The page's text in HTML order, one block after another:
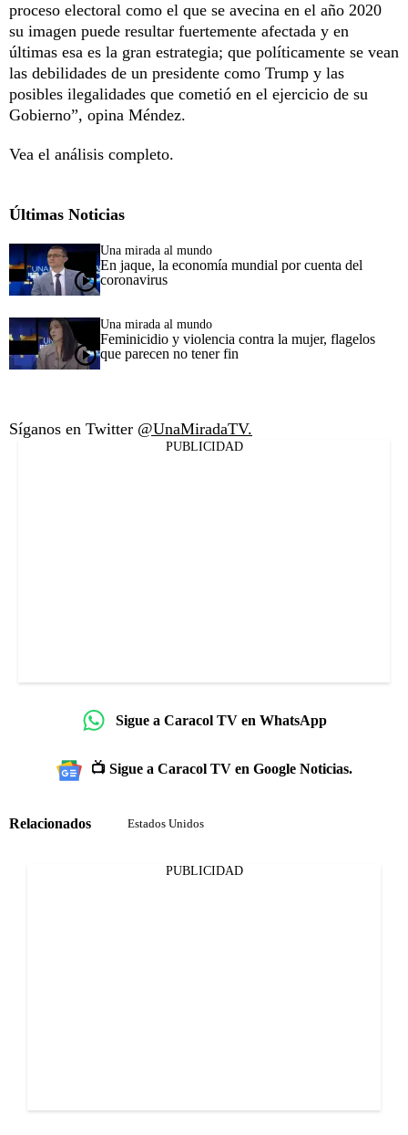
proceso electoral como el que se avecina en el año 2020
su imagen puede resultar fuertemente afectada y en
últimas esa es la gran estrategia; que políticamente se vean
las debilidades de un presidente como Trump y las
posibles ilegalidades que cometió en el ejercicio de su
Gobierno”, opina Méndez.
Vea el análisis completo.
Últimas Noticias
Una mirada al mundo
En jaque, la economía mundial por cuenta del
coronavirus
Una mirada al mundo
Feminicidio y violencia contra la mujer, flagelos
que parecen no tener fin
Síganos en Twitter @UnaMiradaTV.
PUBLICIDAD
Sigue a Caracol TV en WhatsApp
📺 Sigue a Caracol TV en Google Noticias.
Relacionados Estados Unidos
PUBLICIDAD